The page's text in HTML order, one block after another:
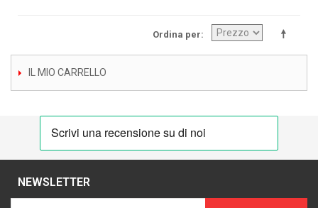
Ordina per
IL MIO CARRELLO
NEWSLETTER